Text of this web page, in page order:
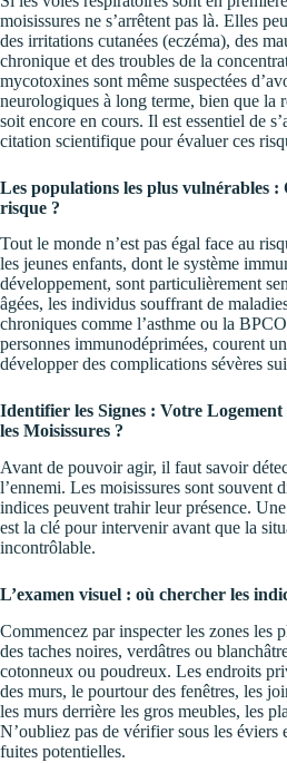
moisissures ne s’arrêtent pas là. Elles
des irritations cutanées (eczéma), des
chronique et des troubles de la
mycotoxines sont même suspectées
neurologiques à long terme, bien que la
soit encore en cours. Il est essentiel de
citation scientifique pour évaluer ces
Les populations les plus vulnérables :
risque ?
Tout le monde n’est pas égal face au
les jeunes enfants, dont le système
développement, sont particulièrement
âgées, les individus souffrant de
chroniques comme l’asthme ou la
personnes immunodéprimées, courent
développer des complications sévères
Identifier les Signes : Votre
les Moisissures ?
Avant de pouvoir agir, il faut savoir
l’ennemi. Les moisissures sont souvent
indices peuvent trahir leur présence.
est la clé pour intervenir avant que la
incontrôlable.
L’examen visuel : où chercher les
Commencez par inspecter les zones les
des taches noires, verdâtres ou
cotonneux ou poudreux. Les endroits
des murs, le pourtour des fenêtres, les
les murs derrière les gros meubles, les
N’oubliez pas de vérifier sous les éviers
fuites potentielles.